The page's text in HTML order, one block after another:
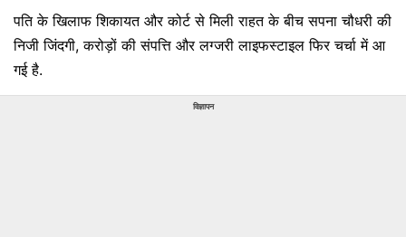
पति के खिलाफ शिकायत और कोर्ट से मिली राहत के बीच सपना चौधरी की
निजी जिंदगी, करोड़ों की संपत्ति और लग्जरी लाइफस्टाइल फिर चर्चा में आ
गई है.
विज्ञापन